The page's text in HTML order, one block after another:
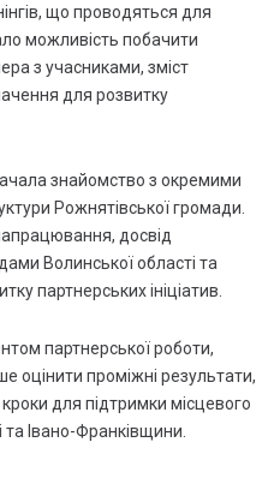
що проводяться для
можливість побачити
з учасниками, зміст
для розвитку
знайомство з окремими
Рожнятівської громади.
досвід
Волинської області та
партнерських ініціатив.
партнерської роботи,
оцінити проміжні результати,
для підтримки місцевого
та Івано-Франківщини.